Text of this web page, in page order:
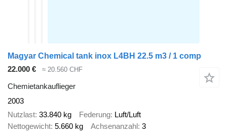
Magyar Chemical tank inox L4BH 22.5 m3 / 1 comp
22.000 €
≈ 20.560 CHF
Chemietankauflieger
2003
Nutzlast 33.840 kg Federung Luft/Luft
Nettogewicht 5.660 kg Achsenanzahl 3